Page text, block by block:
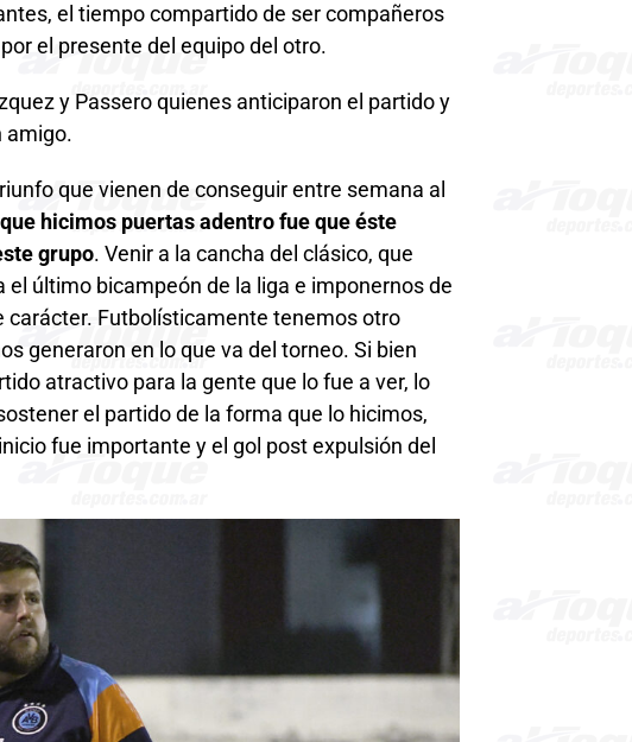
el tiempo compartido de ser compañeros
el presente del equipo del otro.
y Passero quienes anticiparon el partido y
amigo.
que vienen de conseguir entre semana al
hicimos puertas adentro fue que éste
grupo. Venir a la cancha del clásico, que
último bicampeón de la liga e imponernos de
carácter. Futbolísticamente tenemos otro
generaron en lo que va del torneo. Si bien
atractivo para la gente que lo fue a ver, lo
el partido de la forma que lo hicimos,
fue importante y el gol post expulsión del